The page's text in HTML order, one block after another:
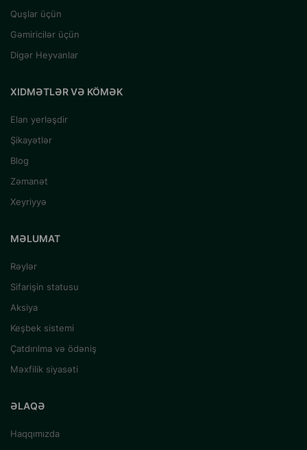
Quşlar üçün
Gəmiricilər üçün
Digər Heyvanlar
XIDMƏTLƏR VƏ KÖMƏK
Elan yerləşdir
Şikayətlər
Blog
Zəmanət
Xeyriyyə
MƏLUMAT
Rəylər
Sifarişin statusu
Aksiya
Keşbek sistemi
Çatdırılma və ödəniş
Məxfilik siyasəti
ƏLAQƏ
Haqqımızda